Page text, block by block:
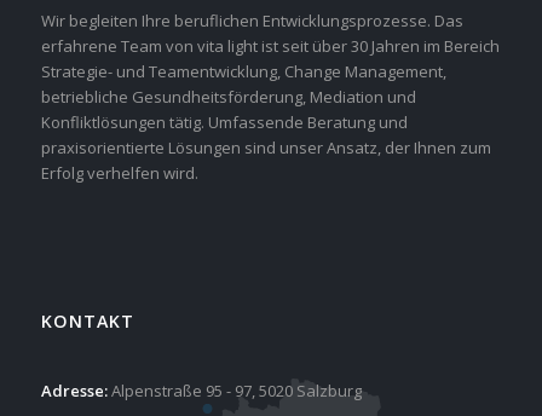
Wir begleiten Ihre beruflichen Entwicklungsprozesse. Das
erfahrene Team von vita light ist seit über 30 Jahren im Bereich
Strategie- und Teamentwicklung, Change Management,
betriebliche Gesundheitsförderung, Mediation und
Konfliktlösungen tätig. Umfassende Beratung und
praxisorientierte Lösungen sind unser Ansatz, der Ihnen zum
Erfolg verhelfen wird.
KONTAKT
Adresse:Alpenstraße 95 - 97, 5020 Salzburg